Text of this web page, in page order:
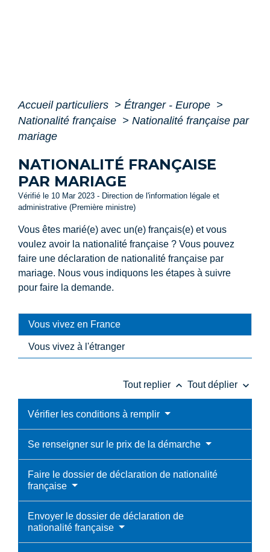
Accueil particuliers > Étranger - Europe >
Nationalité française > Nationalité française par
mariage
NATIONALITÉ FRANÇAISE
PAR MARIAGE
Vérifié le 10 Mar 2023 - Direction de l'information légale et
administrative (Première ministre)
Vous êtes marié(e) avec un(e) français(e) et vous
voulez avoir la nationalité française ? Vous pouvez
faire une déclaration de nationalité française par
mariage. Nous vous indiquons les étapes à suivre
pour faire la demande.
Vous vivez en France
Vous vivez à l'étranger
Tout replier keyboard_arrow_up Tout déplier keyboard_arrow_down
Vérifier les conditions à remplir
Se renseigner sur le prix de la démarche
Faire le dossier de déclaration de nationalité
française
Envoyer le dossier de déclaration de
nationalité française